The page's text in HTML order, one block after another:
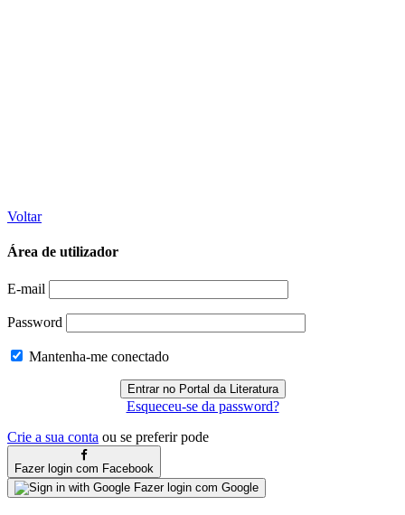
Voltar
Área de utilizador
E-mail
Password
Mantenha-me conectado
Esqueceu-se da password?
Crie a sua conta ou se preferir pode
Fazer login com Facebook
Fazer login com Google